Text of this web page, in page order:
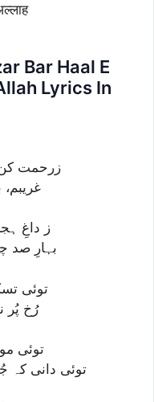
Bar Haal E
Lyrics In
زرحمت کن
ز داغِ
بہارِ صد
توئی
رُخ پُر
توئی
توئی دانی کہ